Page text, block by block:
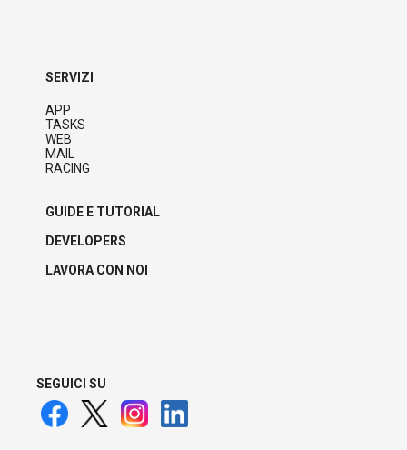
SERVIZI
APP
TASKS
WEB
MAIL
RACING
GUIDE E TUTORIAL
DEVELOPERS
LAVORA CON NOI
SEGUICI SU